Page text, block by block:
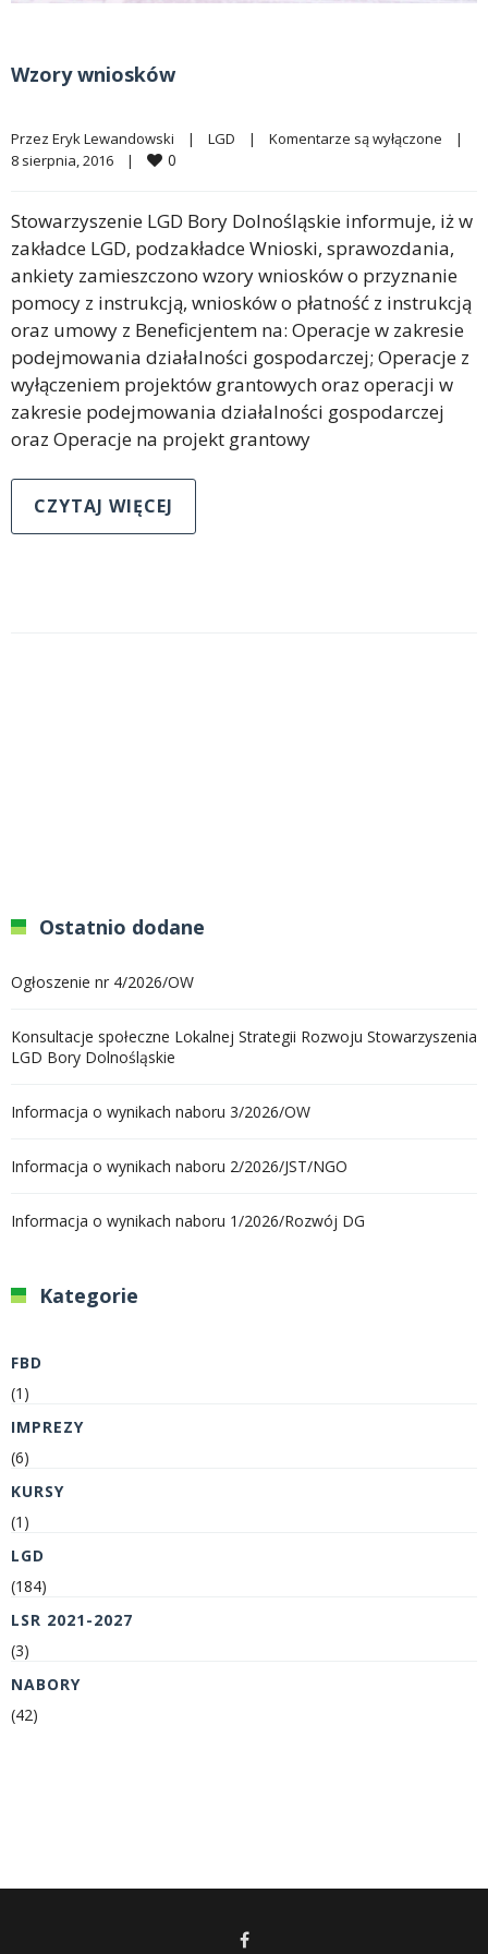
Wzory wniosków
Przez Eryk Lewandowski | LGD | Komentarze są wyłączone
|
8 sierpnia, 2016
| 0
Stowarzyszenie LGD Bory Dolnośląskie informuje, iż w
zakładce LGD, podzakładce Wnioski, sprawozdania,
ankiety zamieszczono wzory wniosków o przyznanie
pomocy z instrukcją, wniosków o płatność z instrukcją
oraz umowy z Beneficjentem na: Operacje w zakresie
podejmowania działalności gospodarczej; Operacje z
wyłączeniem projektów grantowych oraz operacji w
zakresie podejmowania działalności gospodarczej
oraz Operacje na projekt grantowy
CZYTAJ WIĘCEJ
Ostatnio dodane
Ogłoszenie nr 4/2026/OW
Konsultacje społeczne Lokalnej Strategii Rozwoju Stowarzyszenia
LGD Bory Dolnośląskie
Informacja o wynikach naboru 3/2026/OW
Informacja o wynikach naboru 2/2026/JST/NGO
Informacja o wynikach naboru 1/2026/Rozwój DG
Kategorie
FBD
(1)
IMPREZY
(6)
KURSY
(1)
LGD
(184)
LSR 2021-2027
(3)
NABORY
(42)